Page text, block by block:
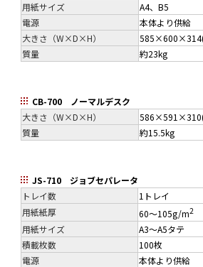
用紙サイズ
A4、B5
電源
本体より供給
大きさ（W×D×H）
質量
約23kg
CB-700 ノーマルデスク
大きさ（W×D×H）
質量
約15.5kg
JS-710 ジョブセパレータ
トレイ数
1トレイ
用紙紙厚
60～105g/m2
用紙サイズ
A3～A5タテ
積載枚数
100枚
電源
本体より供給